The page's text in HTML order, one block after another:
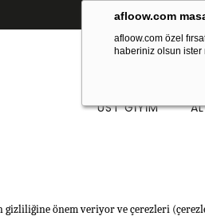
afloow.com
afloow.com özel
haberiniz olsun ister
200 TL ve üzeri
ÜST GİYİM
gizliliğine önem veriyor ve çerezleri